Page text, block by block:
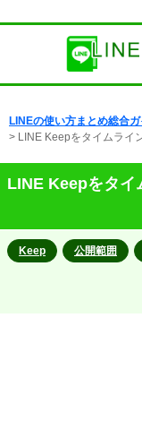
LINEの使い方まとめ総合ガ
> LINE Keepをタイムライ
LINE Keepをタイ
Keep 公開範囲